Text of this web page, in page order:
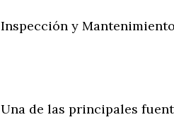
Inspección y
Una de las principales